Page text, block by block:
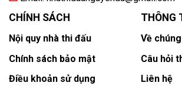
CHÍNH SÁCH
Nội quy nhà thi đấu
Chính sách bảo mật
Điều khoản sử dụng
THÔNG
Về
Câu hỏi
Liên hệ